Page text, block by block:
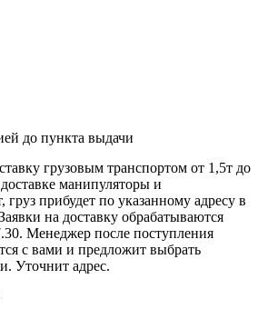
до пункта выдачи
грузовым транспортом от 1,5т до
манипуляторы и
груз прибудет по указанному адресу в
на доставку обрабатываются
Менеджер после поступления
с вами и предложит выбрать
Уточнит адрес.